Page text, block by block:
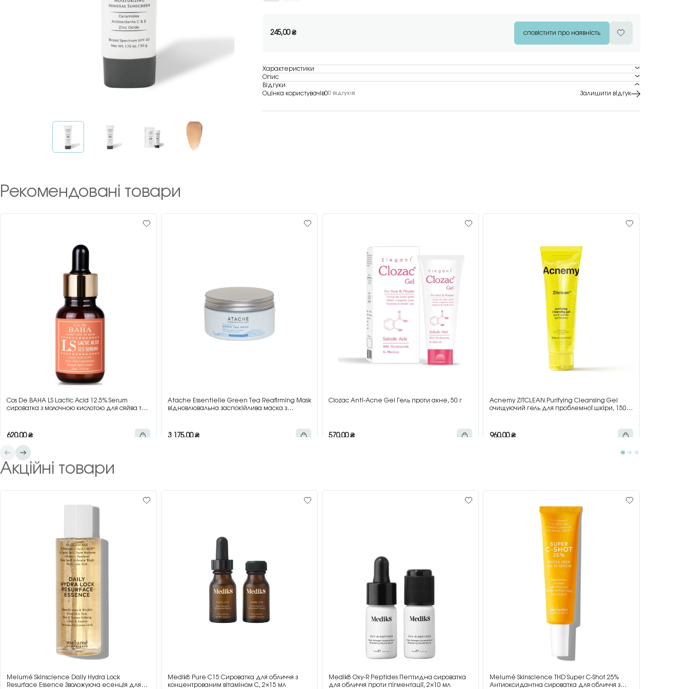
245,00₴ сповістити про наявність
Характеристики
Опис
Відгуки
Оцінка користувачів00 відгуків Залишити відгук
Рекомендовані товари
Cos De BAHA LS Lactic Acid 12.5% Serum
сироватка з молочною кислотою для сяйва та
620,00₴
Atache Essentielle Green Tea Reafirming Mask
відновлювальна заспокійлива маска з
3 175,00₴
Clozac Anti-Acne Gel Гель проти акне, 50 г
570,00₴
Acnemy ZITCLEAN Purifying Cleansing Gel
очищуючий гель для проблемної шкіри, 150
960,00₴
Акційні товари
Melumé Skinscience Daily Hydra Lock
Resurface Essence Зволожуюча есенція для
Medik8 Pure C15 Сироватка для обличчя з
концентрованим вітаміном C, 2×15 мл
Medik8 Oxy-R Peptides Пептидна сироватка
для обличчя проти пігментації, 2×10 мл
Melumé Skinscience THD Super C-Shot 25%
Антиоксидантна сироватка для обличчя з